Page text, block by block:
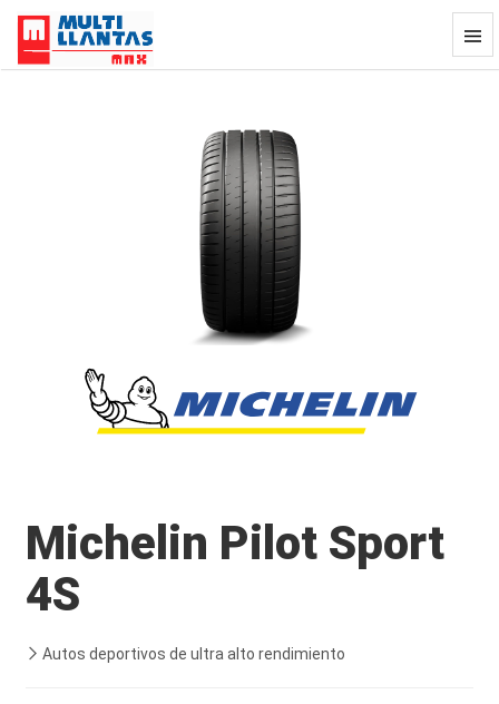
Llanta Michelin Pilot Sport 4S 245/
Michelin Pilot Sport
4S
Autos deportivos de ultra alto rendimiento